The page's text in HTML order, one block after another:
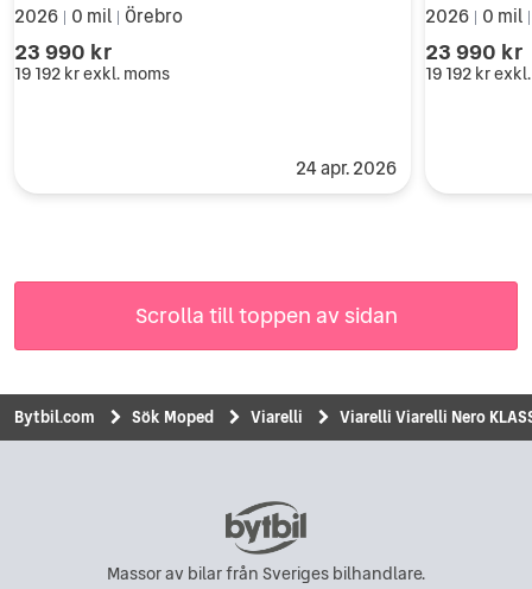
2026 0 mil Örebro
23 990 kr
19 192 krexkl. moms
24 apr. 2026
2026 0 mil
23 990 kr
19 192 kr
Scrolla till toppen av sidan
Bytbil.com Sök Moped Viarelli Viarelli Viarelli Nero
Massor av bilar från Sveriges bilhandlare.